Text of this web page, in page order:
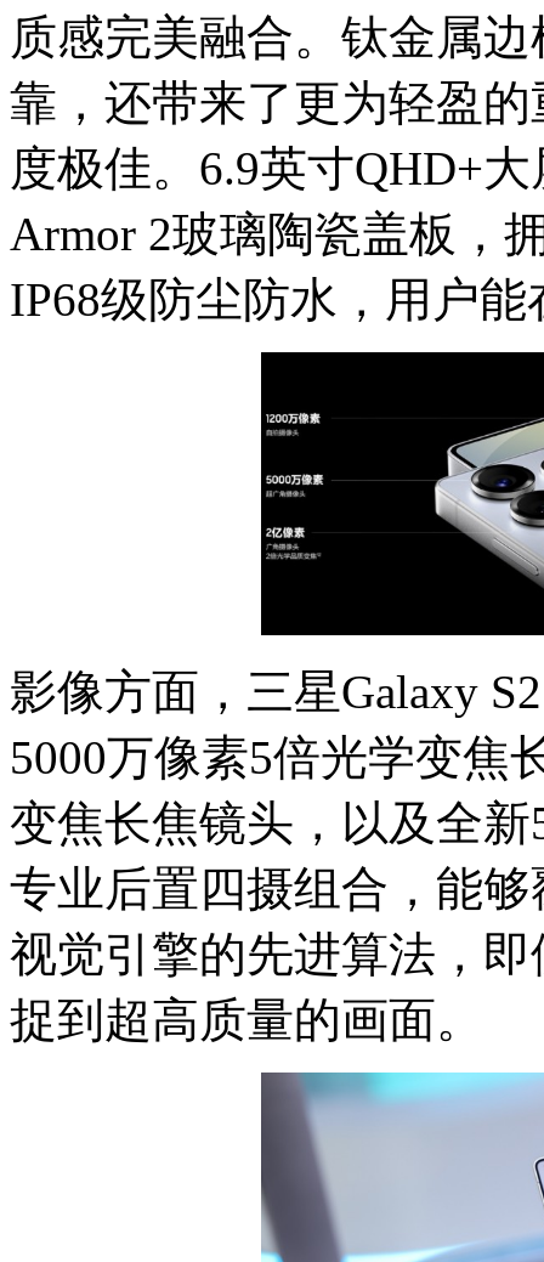
质感完美融合。钛金属
靠，还带来了更为轻盈
度极佳。6.9英寸QHD+
Armor 2玻璃陶瓷盖板，
IP68级防尘防水，用户
影像方面，三星Galaxy
5000万像素5倍光学变焦
变焦长焦镜头，以及全
专业后置四摄组合，能
视觉引擎的先进算法，
捉到超高质量的画面。